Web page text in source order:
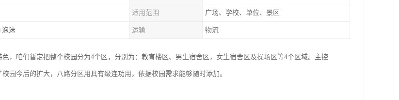
适用范围 广场、学校、单位、景区
泡沫 运输 物流
，咱们暂定把整个校园分为4个区，分别为：教育楼区、男生宿舍区，女生宿舍区及操场区等4个区域。主控
园今后的扩大，八路分区用具有级连功用，依据校园需求能够随时添加。